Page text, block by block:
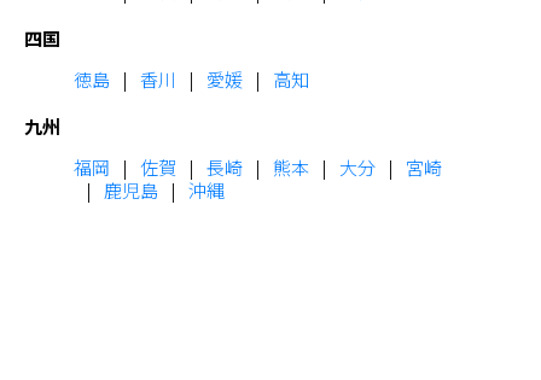
四国
徳島
香川 愛媛
高知
九州
福岡
佐賀 長崎 熊本 大分
宮崎
鹿児島
沖縄